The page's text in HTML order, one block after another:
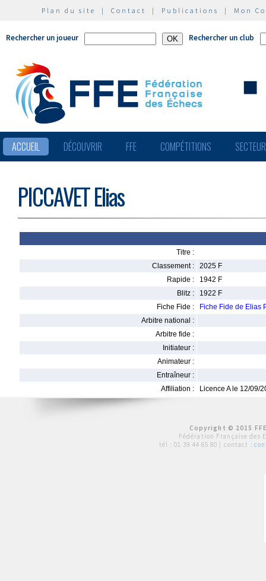
Plan du site | Contact | Publications | Mon
Rechercher un joueur Rechercher un club
ACCUEIL DÉCOUVRIR FFE COMPÉTITIONS
PICCAVET Elias
Titre :
Classement :
2025 F
Rapide :
1942 F
Blitz :
1922 F
Fiche Fide :
Fiche Fide de Elias
Arbitre national :
Arbitre fide :
Initiateur :
Animateur :
Entraîneur :
Affiliation :
Licence A le 12/09/
Copyright © 2015
Fédération Française des
tél : 01 39 44 65 80 | contact :